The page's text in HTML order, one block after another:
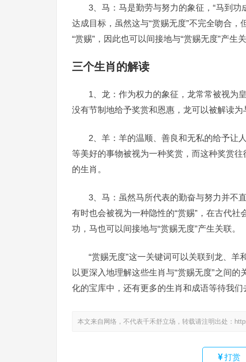
3、马：马是勤劳与努力的象征，“马到
达成目标，虽然这与“赏赐无度”不完全吻合
“赏赐”，因此也可以间接地与“赏赐无度”产生关
三个生肖的解读
1、龙：作为权力的象征，龙常常被视为
没有节制地给予奖赏和恩惠，龙可以被解读为
2、羊：羊的温顺、善良和无私的给予让
等美好的事物被视为一种奖赏，而这种奖赏
的生肖。
3、马：虽然马所代表的勤奋与努力并不
有时也会被视为一种隐性的“赏赐”，在古代
功，马也可以间接地与“赏赐无度”产生关联。
“赏赐无度”这一关键词可以关联到龙、
以更深入地理解这些生肖与“赏赐无度”之间
化的宝库中，还有更多的生肖和成语等待我们
本文来自网络，不代表千禾舒立场，转载请注明出处：
打赏